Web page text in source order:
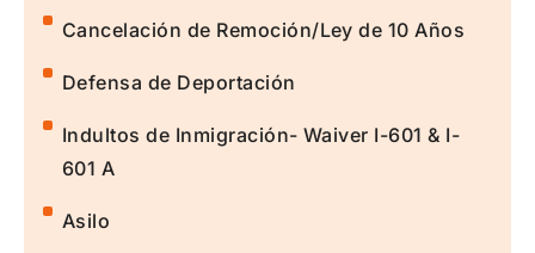
Cancelación de Remoción/Ley de 10 Años
Defensa de Deportación
Indultos de Inmigración- Waiver I-601 & I-
601 A
Asilo